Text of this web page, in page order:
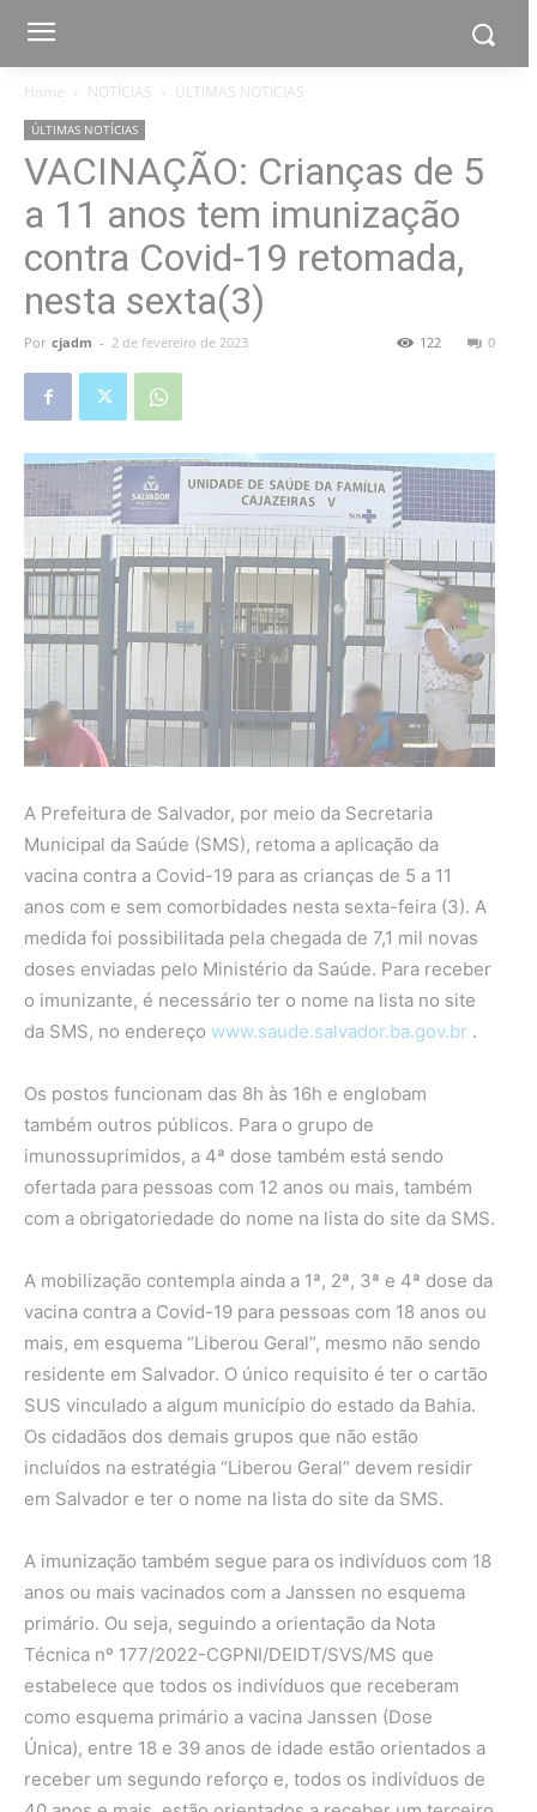
Home NOTÍCIAS ÚLTIMAS NOTÍCIAS
ÚLTIMAS NOTÍCIAS
VACINAÇÃO: Crianças de 5
a 11 anos tem imunização
contra Covid-19 retomada,
nesta sexta(3)
Por cjadm - 2 de fevereiro de 2023 0
122
A Prefeitura de Salvador, por meio da Secretaria
Municipal da Saúde (SMS), retoma a aplicação da
vacina contra a Covid-19 para as crianças de 5 a 11
anos com e sem comorbidades nesta sexta-feira (3). A
medida foi possibilitada pela chegada de 7,1 mil novas
doses enviadas pelo Ministério da Saúde. Para receber
o imunizante, é necessário ter o nome na lista no site
da SMS, no endereço www.saude.salvador.ba.gov.br .
Os postos funcionam das 8h às 16h e englobam
também outros públicos. Para o grupo de
imunossuprimidos, a 4ª dose também está sendo
ofertada para pessoas com 12 anos ou mais, também
com a obrigatoriedade do nome na lista do site da SMS.
A mobilização contempla ainda a 1ª, 2ª, 3ª e 4ª dose da
vacina contra a Covid-19 para pessoas com 18 anos ou
mais, em esquema “Liberou Geral”, mesmo não sendo
residente em Salvador. O único requisito é ter o cartão
SUS vinculado a algum município do estado da Bahia.
Os cidadãos dos demais grupos que não estão
incluídos na estratégia “Liberou Geral” devem residir
em Salvador e ter o nome na lista do site da SMS.
A imunização também segue para os indivíduos com 18
anos ou mais vacinados com a Janssen no esquema
primário. Ou seja, seguindo a orientação da Nota
Técnica nº 177/2022-CGPNI/DEIDT/SVS/MS que
estabelece que todos os indivíduos que receberam
como esquema primário a vacina Janssen (Dose
Única), entre 18 e 39 anos de idade estão orientados a
receber um segundo reforço e, todos os indivíduos de